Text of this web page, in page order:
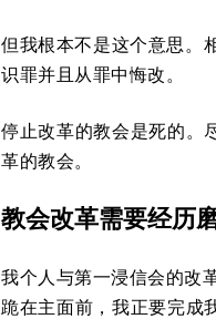
但我根本不是这个意思。
识罪并且从罪中悔改。
停止改革的教会是死的。
革的教会。
教会改革需要经历
我个人与第一浸信会的改
跪在主面前，我正要完成